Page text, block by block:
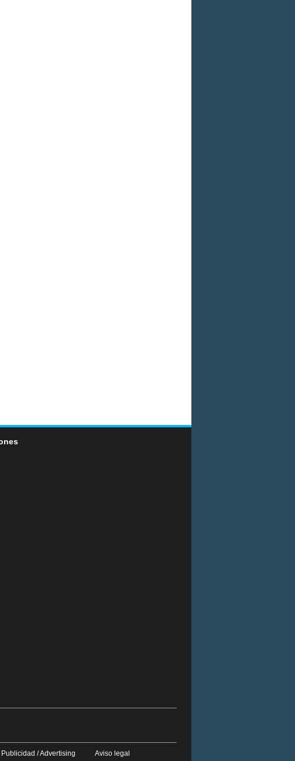
Publicidad / Advertising Aviso legal